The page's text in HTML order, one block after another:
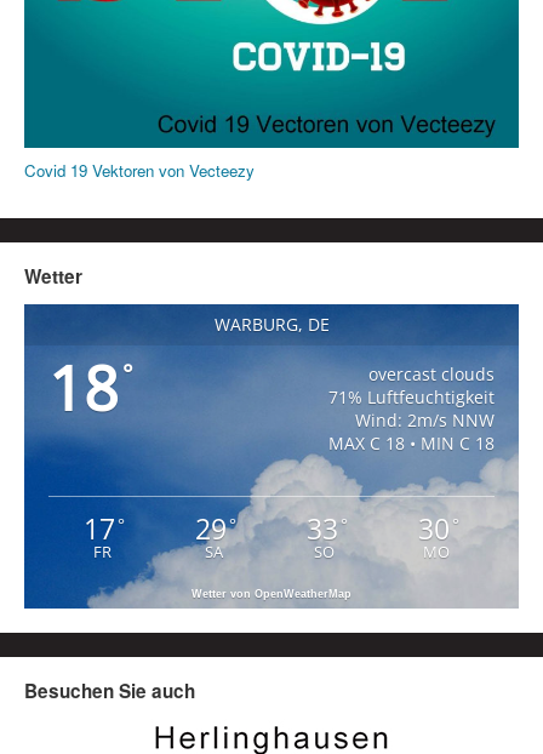
Covid 19 Vektoren von Vecteezy
Wetter
WARBURG, DE
18°
overcast clouds
71% Luftfeuchtigkeit
Wind: 2m/s NNW
MAX C 18 • MIN C 18
17°
FR
29°
SA
33°
SO
30 °
MO
Wetter von OpenWeatherMap
Besuchen Sie auch